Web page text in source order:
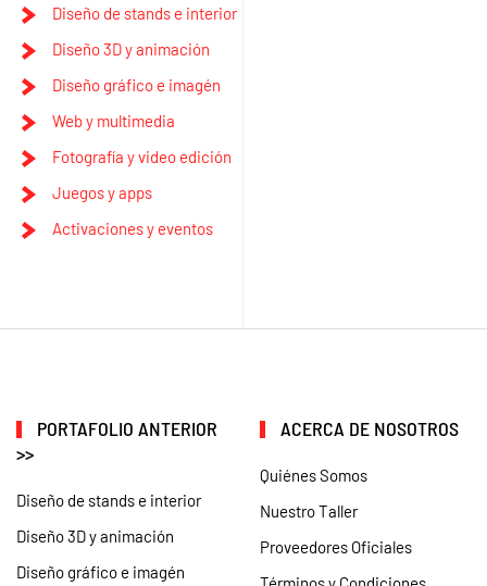
Diseño de stands e interior
Diseño 3D y animación
Diseño gráfico e imagén
Web y multimedia
Fotografía y video edición
Juegos y apps
Activaciones y eventos
PORTAFOLIO ANTERIOR
>>
Diseño de stands e interior
Diseño 3D y animación
Diseño gráfico e imagén
ACERCA DE NOSOTROS
Quiénes Somos
Nuestro Taller
Proveedores Oficiales